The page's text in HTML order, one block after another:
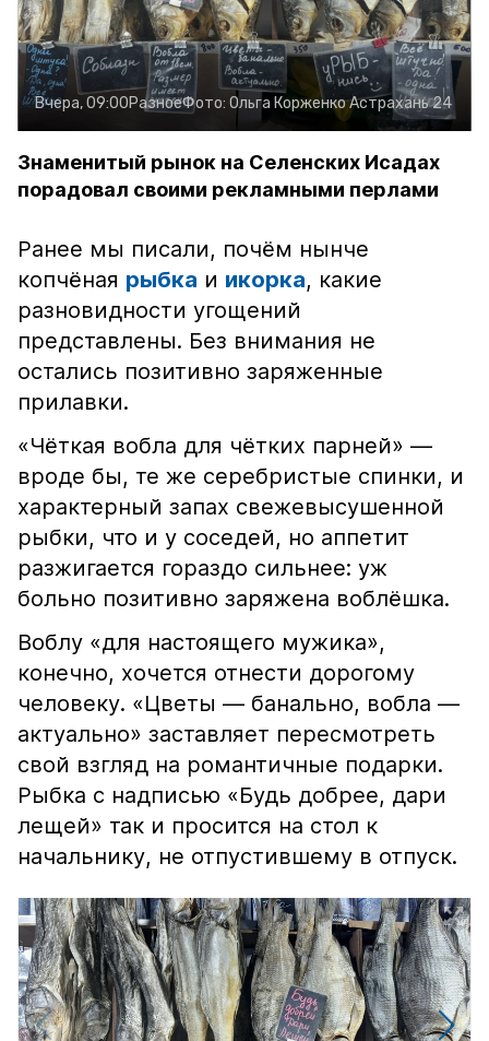
Вчера, 09:00РазноеФото: Ольга КорженкоАстрахань 24
Знаменитый рынок на Селенских Исадах
порадовал своими рекламными перлами
Ранее мы писали, почём нынче
копчёная рыбка и икорка, какие
разновидности угощений
представлены. Без внимания не
остались позитивно заряженные
прилавки.
«Чёткая вобла для чётких парней» —
вроде бы, те же серебристые спинки, и
характерный запах свежевысушенной
рыбки, что и у соседей, но аппетит
разжигается гораздо сильнее: уж
больно позитивно заряжена воблёшка.
Воблу «для настоящего мужика»,
конечно, хочется отнести дорогому
человеку. «Цветы — банально, вобла —
актуально» заставляет пересмотреть
свой взгляд на романтичные подарки.
Рыбка с надписью «Будь добрее, дари
лещей» так и просится на стол к
начальнику, не отпустившему в отпуск.